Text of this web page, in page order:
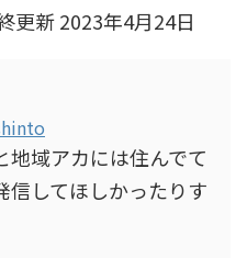
更新 2023年4月24日
地域アカには住んでて
信してほしかったりす